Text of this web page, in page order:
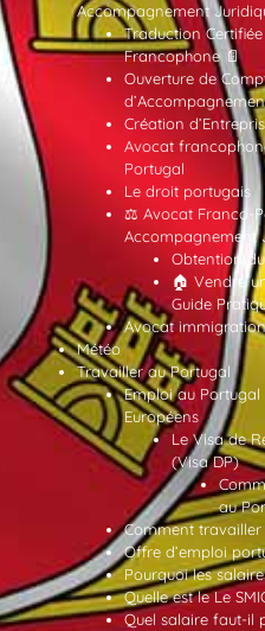
Accompagnement
Traduction
Francophone 📄
Ouverture de
Création
Avocat
Portugal
Le droit portugais
⚖️ Avocat Franco-
Accompagnement
Obtention
🏠 Vendre
Guide
Avocat
Météo
Travailler au Portugal
Emploi au
Européens
Le Visa de
(Visa DP)
au
Comment
Offre d’emploi
Pourquoi les
Quelle est le Le
Quel salaire faut-il